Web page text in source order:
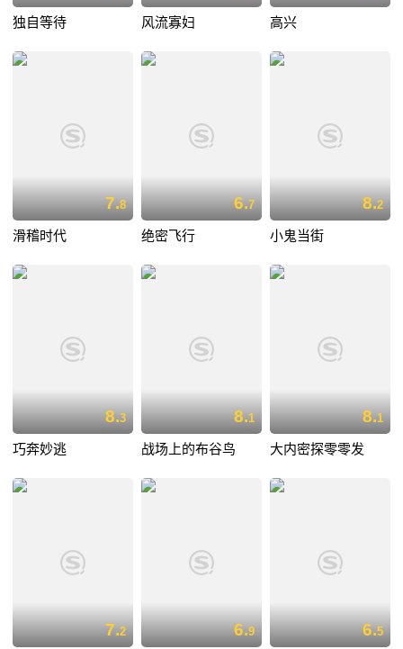
独自等待 风流寡妇 高兴
7.8
滑稽时代
6.7
绝密飞行
8.2
小鬼当街
8.3
巧奔妙逃
8.1
战场上的布谷鸟
8.1
大内密探零零发
7.2 6.9 6.5